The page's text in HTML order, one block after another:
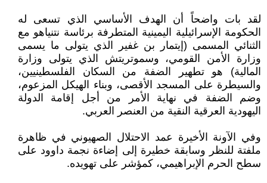
لقد بات واضحاً أن الهدف الأساسي الذي تسعى له
الحكومة الإسرائيلية اليمينية المتطرفة برئاسة نتنياهو مع
الثنائي المسمى (إيتمار بن غفير الذي يتولى ما يسمى
وزارة الأمن القومي، وسموتريتش الذي يتولى وزارة
المالية) هو تطهير الضفة من السكان الفلسطينيين،
والسيطرة على المسجد الأقصى، وبناء الهيكل المزعوم،
وضم الضفة في نهاية الأمر من أجل إقامة الدولة
اليهودية العرقية النقية من العنصر العربي.
وفي الآونة الأخيرة عمد الاحتلال الصهيوني في ظاهرة
ملفتة للنظر وسابقة خطيرة إلى إضاءة نجمة داوود على
سطح الحرم الإبراهيمي، كمؤشر على تهويده.